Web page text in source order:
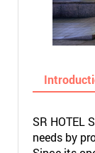
SR HOTEL
needs by